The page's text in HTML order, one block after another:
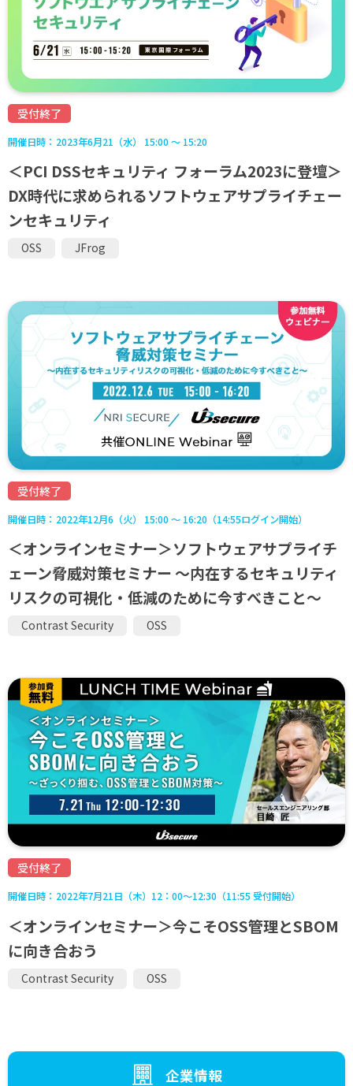
受付終了
開催日時： 2023年6月21（水） 15:00 ～ 15:20
＜PCI DSSセキュリティ フォーラム2023に登壇＞
DX時代に求められるソフトウェアサプライチェー
ンセキュリティ
OSS JFrog
受付終了
開催日時： 2022年12月6（火） 15:00 ～ 16:20（14:55ログイン開始）
＜オンラインセミナー＞ソフトウェアサプライチ
ェーン脅威対策セミナー ～内在するセキュリティ
リスクの可視化・低減のために今すべきこと～
Contrast Security OSS
受付終了
開催日時： 2022年7月21日（木）12：00～12:30（11:55 受付開始）
＜オンラインセミナー＞今こそOSS管理とSBOM
に向き合おう
Contrast Security OSS
企業情報